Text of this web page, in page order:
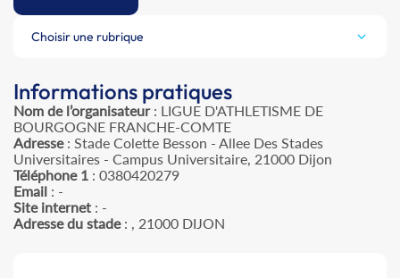
Choisir une rubrique
Informations pratiques
Nom de l’organisateur: LIGUE D'ATHLETISME DE
BOURGOGNE FRANCHE-COMTE
Adresse: Stade Colette Besson - Allee Des Stades
Universitaires - Campus Universitaire, 21000 Dijon
Téléphone 1 : 0380420279
Email : -
Site internet : -
Adresse du stade: , 21000 DIJON